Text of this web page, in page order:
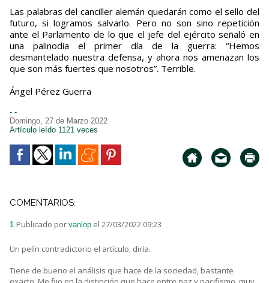
Las palabras del canciller alemán quedarán como el sello del
futuro, si logramos salvarlo. Pero no son sino repetición
ante el Parlamento de lo que el jefe del ejército señaló en
una palinodia el primer día de la guerra: “Hemos
desmantelado nuestra defensa, y ahora nos amenazan los
que son más fuertes que nosotros”. Terrible.
Ángel Pérez Guerra
- -
Domingo, 27 de Marzo 2022
Artículo leído 1121 veces
COMENTARIOS:
1.Publicado por vanlop el 27/03/2022 09:23
Un pelín contradictorio el artículo, diría.
Tiene de bueno el análisis que hace de la sociedad, bastante